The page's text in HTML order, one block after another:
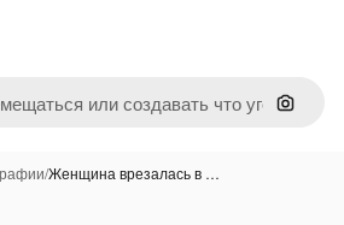
Поиск
/Женщина врезалась в …